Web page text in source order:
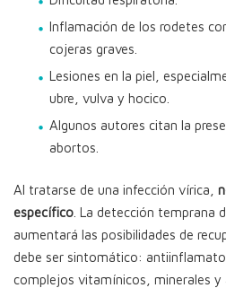
Inflamación de los rodetes
cojeras graves.
Lesiones en la piel,
ubre, vulva y hocico.
Algunos autores citan la
abortos.
Al tratarse de una infección vírica,
específico . La detección temprana
aumentará las posibilidades de
debe ser sintomático:
complejos vitamínicos, minerales